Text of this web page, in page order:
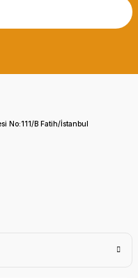
No:111/B Fatih/İstanbul